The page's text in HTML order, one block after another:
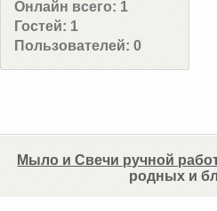
Онлайн всего: 1
Гостей: 1
Пользователей: 0
Мыло и Свечи ручной
родных и